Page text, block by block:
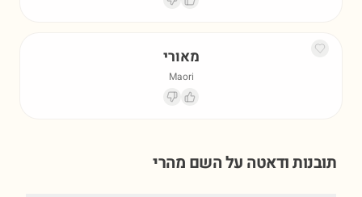
מאורי
Maori
תובנות ודאטה על השם מהרי